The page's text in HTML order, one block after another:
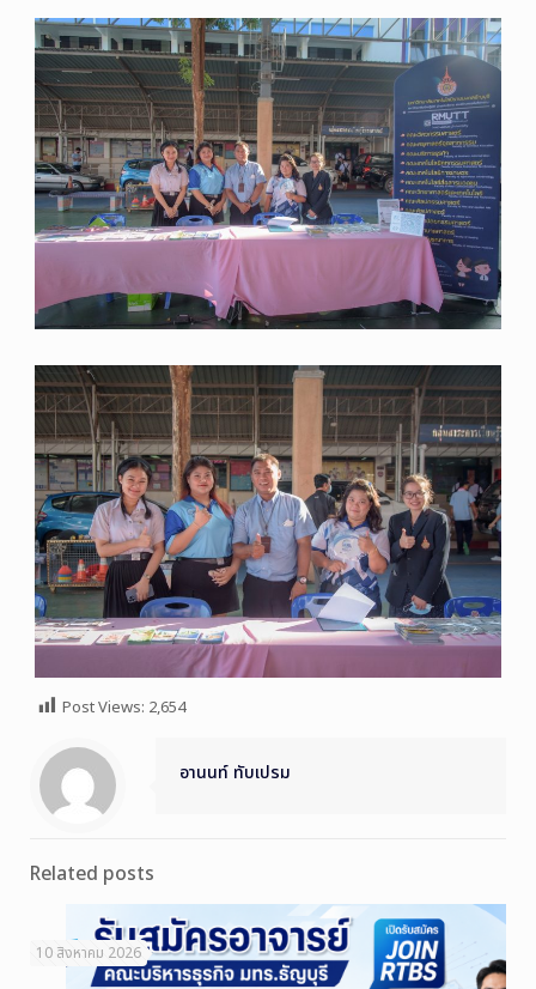
Post Views: 2,654
อานนท์ ทับเปรม
Related posts
10 สิงหาคม 2026